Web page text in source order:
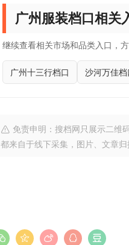
广州服装档口相关
继续查看相关市场和品类入口，
广州十三行档口 沙河万佳档
免责申明：搜档网只展示二维
都来自于线下采集，图片、文章归